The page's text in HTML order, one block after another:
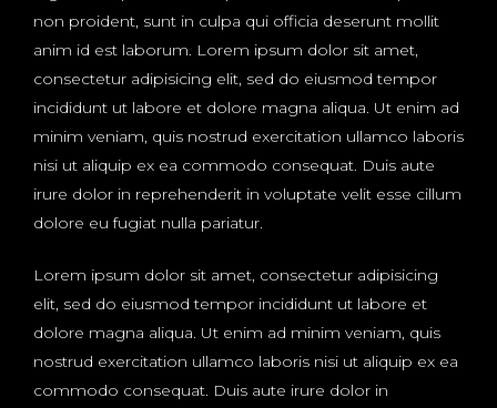
non proident, sunt in culpa qui officia deserunt mollit
anim id est laborum. Lorem ipsum dolor sit amet,
consectetur adipisicing elit, sed do eiusmod tempor
incididunt ut labore et dolore magna aliqua. Ut enim ad
minim veniam, quis nostrud exercitation ullamco laboris
nisi ut aliquip ex ea commodo consequat. Duis aute
irure dolor in reprehenderit in voluptate velit esse cillum
dolore eu fugiat nulla pariatur.
Lorem ipsum dolor sit amet, consectetur adipisicing
elit, sed do eiusmod tempor incididunt ut labore et
dolore magna aliqua. Ut enim ad minim veniam, quis
nostrud exercitation ullamco laboris nisi ut aliquip ex ea
commodo consequat. Duis aute irure dolor in